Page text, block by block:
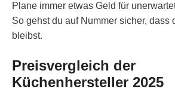
Plane immer etwas Geld für
So gehst du auf Nummer sicher, dass
bleibst.
Preisvergleich der
Küchenhersteller 2025